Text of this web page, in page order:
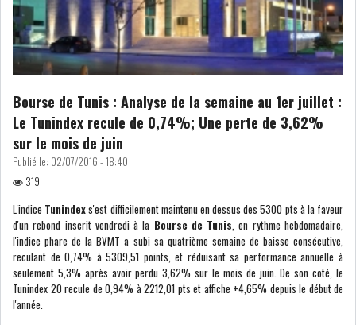
ASSURANCES PHARMACEUTIQUE
BANCAIRE AUDIOVISUEL
LEASING
LOGISTIQUE ET
TRANSPORT
SANTÉ
DISTRIBUTION
COMPOSANTS
AUTOMOBILES
CHIMIE
DISTRIBUTION
AUTOMOBILE
Bourse de Tunis : Analyse de la semaine au 1er juillet :
Le Tunindex recule de 0,74%; Une perte de 3,62%
sur le mois de juin
Publié le: 02/07/2016 - 18:40
319
L'indice Tunindexs'est difficilement maintenu en dessus des 5300 pts à la faveur
d'un rebond inscrit vendredi à la Bourse de Tunis , en rythme hebdomadaire,
l'indice phare de la BVMT a subi sa quatrième semaine de baisse consécutive,
reculant de 0,74% à 5309,51 points, et réduisant sa performance annuelle à
seulement 5,3% après avoir perdu 3,62% sur le mois de juin. De son coté, le
Tunindex 20 recule de 0,94% à 2212,01 pts et affiche +4,65% depuis le début de
l'année.